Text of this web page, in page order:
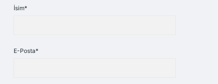
İsim*
E-Posta*